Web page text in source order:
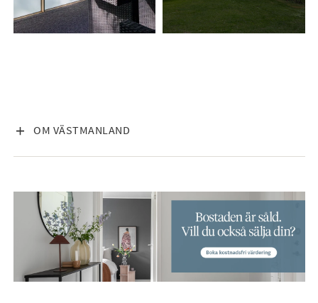
OM VÄSTMANLAND
VISA INNEHÅLL